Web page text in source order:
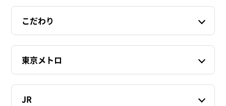
こだわり
東京メトロ
JR